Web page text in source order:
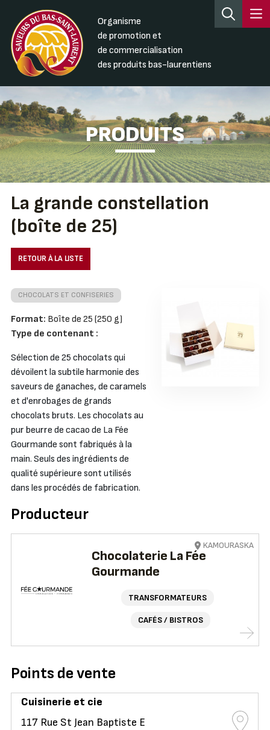
Organisme
de promotion et
de commercialisation
des produits bas-laurentiens
PRODUITS
La grande constellation
(boîte de 25)
RETOUR À LA LISTE
CHOCOLATS ET CONFISERIES
Format: Boîte de 25 (250 g)
Type de contenant :
Sélection de 25 chocolats qui
dévoilent la subtile harmonie des
saveurs de ganaches, de caramels
et d'enrobages de grands
chocolats bruts. Les chocolats au
pur beurre de cacao de La Fée
Gourmande sont fabriqués à la
main. Seuls des ingrédients de
qualité supérieure sont utilisés
dans les procédés de fabrication.
Producteur
Chocolaterie La Fée
Gourmande
TRANSFORMATEURS
CAFÉS / BISTROS
KAMOURASKA
Points de vente
Cuisinerie et cie
117 Rue St Jean Baptiste E